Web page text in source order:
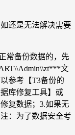
还是无法解决需要
常备份数据的，先
文
参考【T3备份的
库修复工具】或
复数据；3.如果无
：为了数据安全考